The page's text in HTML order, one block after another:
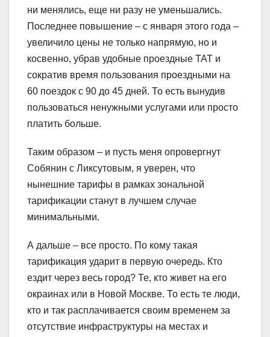
ни менялись, еще ни разу не уменьшались.
Последнее повышение – с января этого года –
увеличило цены не только напрямую, но и
косвенно, убрав удобные проездные ТАТ и
сократив время пользования проездными на
60 поездок с 90 до 45 дней. То есть вынудив
пользоваться ненужными услугами или просто
платить больше.
Таким образом – и пусть меня опровергнут
Собянин с Ликсутовым, я уверен, что
нынешние тарифы в рамках зональной
тарификации станут в лучшем случае
минимальными.
А дальше – все просто. По кому такая
тарификация ударит в первую очередь. Кто
ездит через весь город? Те, кто живет на его
окраинах или в Новой Москве. То есть те люди,
кто и так расплачивается своим временем за
отсутствие инфраструктуры на местах и